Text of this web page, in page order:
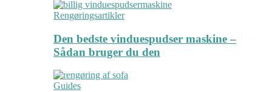
Rengøringsartikler
Den bedste vinduespudser maskine –
Sådan bruger du den
Guides